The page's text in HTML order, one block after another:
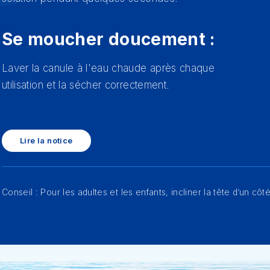
Se moucher doucement :
Laver la canule à l'eau chaude après chaque
utilisation et la sécher correctement.
Lire la notice
Conseil : Pour les adultes et les enfants, incliner la tête d’un